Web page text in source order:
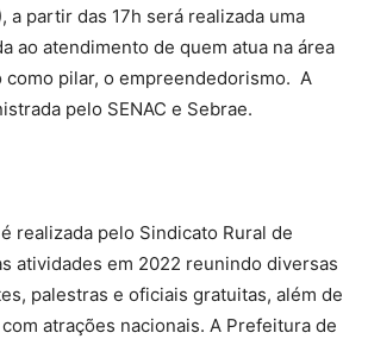
a partir das 17h será realizada uma
ao atendimento de quem atua na área
pilar, o empreendedorismo. A
pelo SENAC e Sebrae.
realizada pelo Sindicato Rural de
atividades em 2022 reunindo diversas
palestras e oficiais gratuitas, além de
atrações nacionais. A Prefeitura de